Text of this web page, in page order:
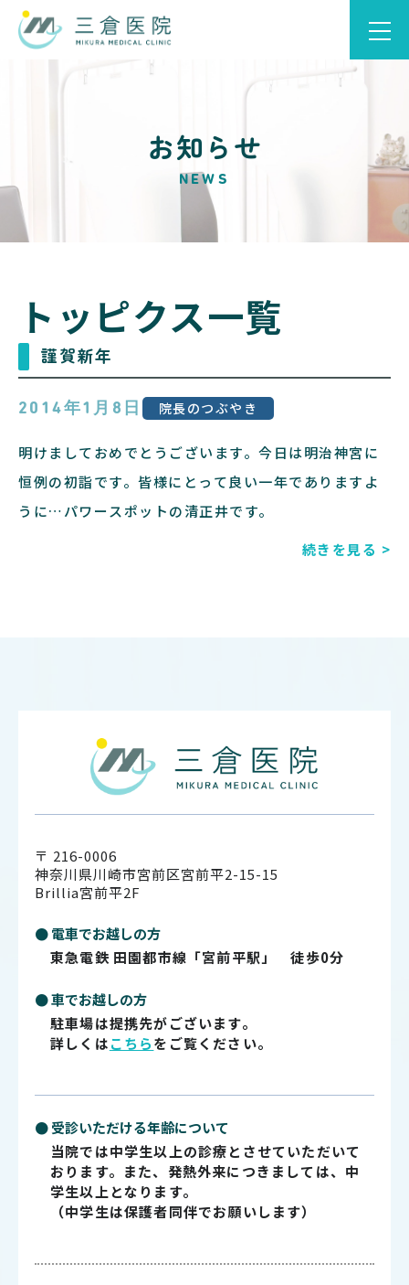
お知らせ
NEWS
トッピクス一覧
謹賀新年
2014年1月8日 院長のつぶやき
明けましておめでとうございます。今日は明治神宮に
恒例の初詣です。皆様にとって良い一年でありますよ
うに…パワースポットの清正井です。
続きを見る >
〒 216-0006
神奈川県川崎市宮前区宮前平2-15-15
Brillia宮前平2F
● 電車でお越しの方
東急電鉄 田園都市線「宮前平駅」 徒歩0分
● 車でお越しの方
駐車場は提携先がございます。
詳しくはこちらをご覧ください。
● 受診いただける年齢について
当院では中学生以上の診療とさせていただいて
おります。また、発熱外来につきましては、中
学生以上となります。
（中学生は保護者同伴でお願いします）